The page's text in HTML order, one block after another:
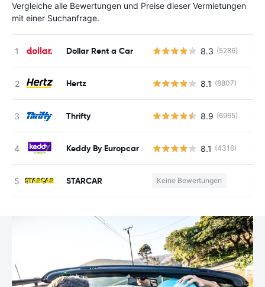
Vergleiche alle Bewertungen und Preise dieser Vermietungen
mit einer Suchanfrage.
Dollar Rent a Car 8.3 (5286)
Hertz 8.1 (8807)
Thrifty 8.9 (6965)
Keddy By Europcar 8.1 (4316)
STARCAR Keine Bewertungen